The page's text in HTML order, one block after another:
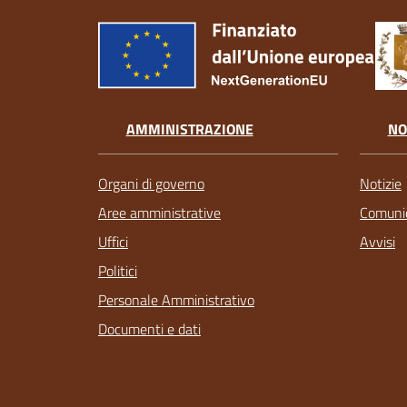
AMMINISTRAZIONE
Organi di governo
Aree amministrative
Uffici
Politici
Personale Amministrativo
Documenti e dati
Notizie
Avvisi